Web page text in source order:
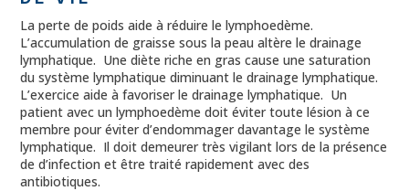
La perte de poids aide à réduire le lymphoedème.
L’accumulation de graisse sous la peau altère le drainage
lymphatique. Une diète riche en gras cause une saturation
du système lymphatique diminuant le drainage lymphatique.
L’exercice aide à favoriser le drainage lymphatique. Un
patient avec un lymphoedème doit éviter toute lésion à ce
membre pour éviter d’endommager davantage le système
lymphatique. Il doit demeurer très vigilant lors de la présence
de d’infection et être traité rapidement avec des
antibiotiques.